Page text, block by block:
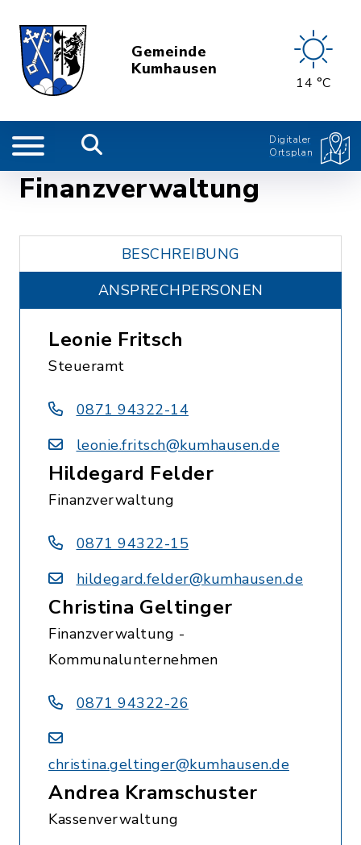
Gemeinde
Kumhausen
14 °C
Digitaler
Ortsplan
Finanzverwaltung
BESCHREIBUNG
ANSPRECHPERSONEN
Leonie Fritsch
Steueramt
0871 94322-14
leonie.fritsch@kumhausen.de
Hildegard Felder
Finanzverwaltung
0871 94322-15
hildegard.felder@kumhausen.de
Christina Geltinger
Finanzverwaltung -
Kommunalunternehmen
0871 94322-26
christina.geltinger@kumhausen.de
Andrea Kramschuster
Kassenverwaltung